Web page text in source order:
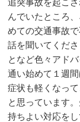
んでいたところ
めての交通事故
話を聞いてくだ
となど色々アド
通い始めて１週
症状も軽くなっ
と思っています
持ちよい対応を